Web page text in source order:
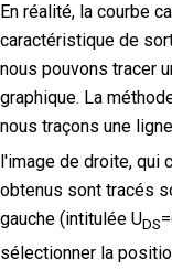
En réalité, la courbe
caractéristique de
nous pouvons tracer
graphique. La
nous traçons une
l'image de droite, qui
obtenus sont tracés
gauche (intitulée UDS
sélectionner la